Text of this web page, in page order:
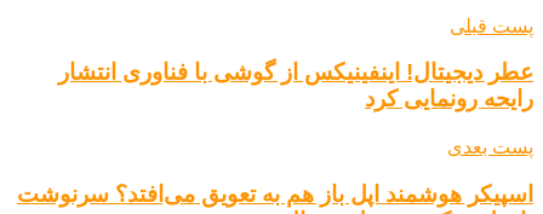
پست قبلی
عطر دیجیتال! اینفینیکس از گوشی با فناوری انتشار
رایحه رونمایی کرد
پست بعدی
اسپیکر هوشمند اپل باز هم به تعویق می‌افتد؟ سرنوشت